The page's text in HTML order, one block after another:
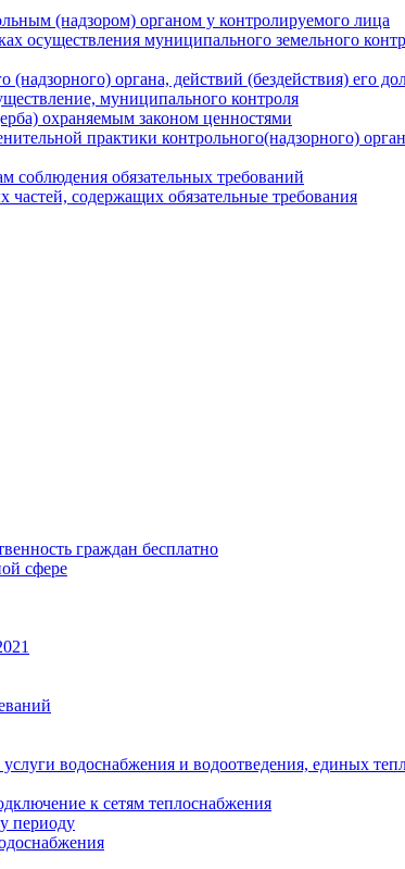
(надзором) органом у контролируемого лица
осуществления муниципального земельного
органа, действий (бездействия) его
муниципального контроля
охраняемым законом ценностями
практики контрольного(надзорного)
соблюдения обязательных требований
содержащих обязательные требования
граждан бесплатно
сфере
водоснабжения и водоотведения, единых
к сетям теплоснабжения
периоду